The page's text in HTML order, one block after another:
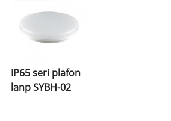
IP65 seri plafon
lanp SYBH-02